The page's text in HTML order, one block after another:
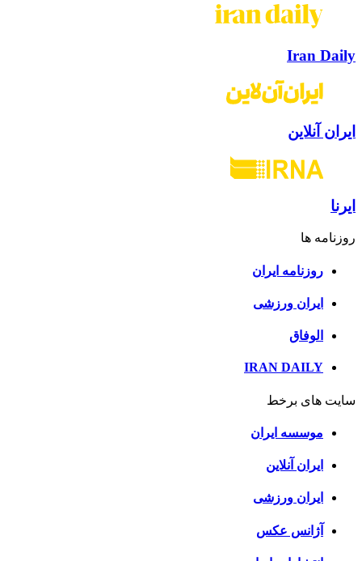
Iran Daily
ایران آنلاین
ایرنا
روزنامه ها
روزنامه ایران
ایران ورزشی
الوفاق
IRAN DAILY
سایت های برخط
موسسه ایران
ایران آنلاین
ایران ورزشی
آژانس عکس